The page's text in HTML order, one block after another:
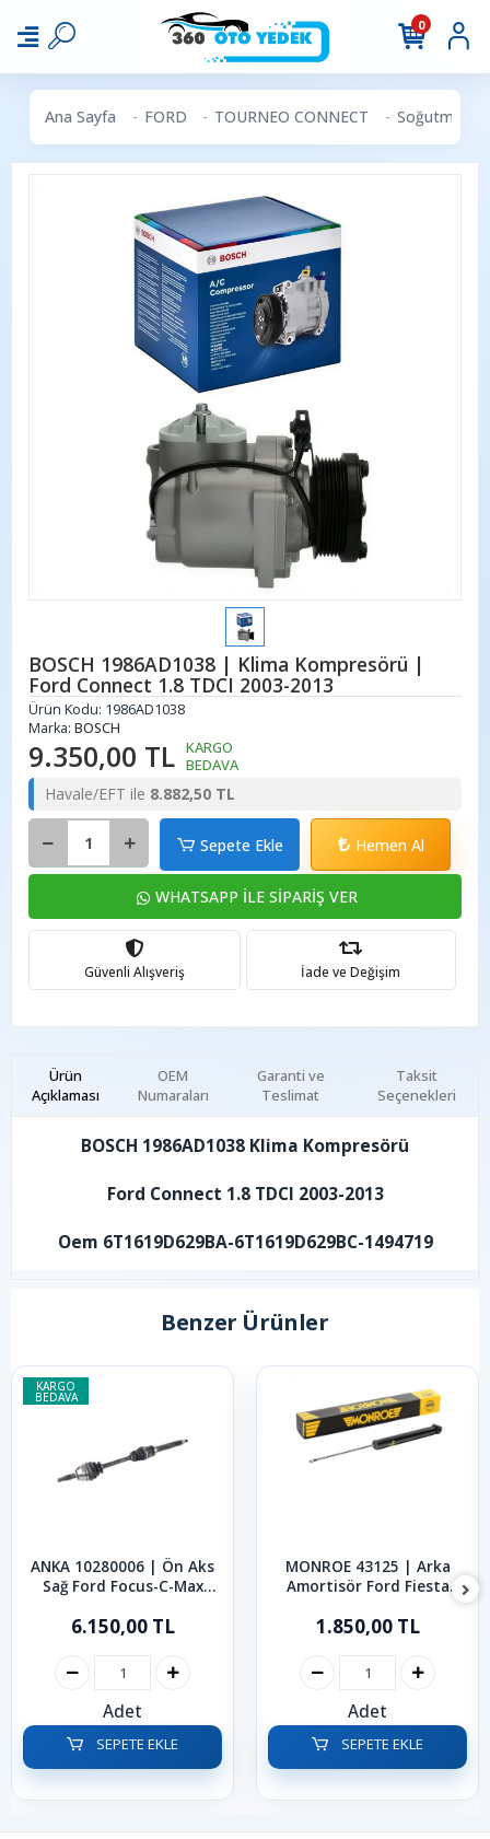
0
Ana Sayfa FORD TOURNEO CONNECT Soğutma &
BOSCH 1986AD1038 | Klima Kompresörü |
Ford Connect 1.8 TDCI 2003-2013
Ürün Kodu: 1986AD1038
Marka: BOSCH
9.350,00 TL KARGO
BEDAVA
Havale/EFT ile 8.882,50 TL
Sepete Ekle Hemen Al
WHATSAPP İLE SİPARİŞ VER
Güvenli Alışveriş İade ve Değişim
Ürün
Açıklaması
Garanti ve
Teslimat
Taksit
Seçenekleri
OEM
Numaraları
BOSCH 1986AD1038 Klima Kompresörü
Ford Connect 1.8 TDCI 2003-2013
Oem 6T1619D629BA-6T1619D629BC-1494719
Benzer Ürünler
KARGO
BEDAVA
ANKA 10280006 | Ön Aks
Sağ Ford Focus-C-Max
6.150,00 TL
Adet
SEPETE EKLE
MONROE 43125 | Arka
Amortisör Ford Fiesta
1.850,00 TL
Adet
SEPETE EKLE